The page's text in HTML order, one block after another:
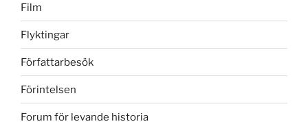
Film
Flyktingar
Författarbesök
Förintelsen
Forum för levande historia